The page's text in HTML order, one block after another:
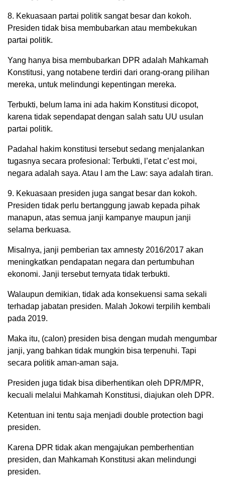
8. Kekuasaan partai politik sangat besar dan kokoh.
Presiden tidak bisa membubarkan atau membekukan
partai politik.
Yang hanya bisa membubarkan DPR adalah Mahkamah
Konstitusi, yang notabene terdiri dari orang-orang pilihan
mereka, untuk melindungi kepentingan mereka.
Terbukti, belum lama ini ada hakim Konstitusi dicopot,
karena tidak sependapat dengan salah satu UU usulan
partai politik.
Padahal hakim konstitusi tersebut sedang menjalankan
tugasnya secara profesional: Terbukti, l’etat c’est moi,
negara adalah saya. Atau I am the Law: saya adalah tiran.
9. Kekuasaan presiden juga sangat besar dan kokoh.
Presiden tidak perlu bertanggung jawab kepada pihak
manapun, atas semua janji kampanye maupun janji
selama berkuasa.
Misalnya, janji pemberian tax amnesty 2016/2017 akan
meningkatkan pendapatan negara dan pertumbuhan
ekonomi. Janji tersebut ternyata tidak terbukti.
Walaupun demikian, tidak ada konsekuensi sama sekali
terhadap jabatan presiden. Malah Jokowi terpilih kembali
pada 2019.
Maka itu, (calon) presiden bisa dengan mudah mengumbar
janji, yang bahkan tidak mungkin bisa terpenuhi. Tapi
secara politik aman-aman saja.
Presiden juga tidak bisa diberhentikan oleh DPR/MPR,
kecuali melalui Mahkamah Konstitusi, diajukan oleh DPR.
Ketentuan ini tentu saja menjadi double protection bagi
presiden.
Karena DPR tidak akan mengajukan pemberhentian
presiden, dan Mahkamah Konstitusi akan melindungi
presiden.